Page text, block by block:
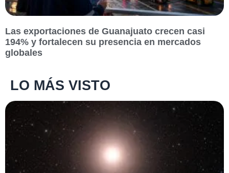
Las exportaciones de Guanajuato crecen casi
194% y fortalecen su presencia en mercados
globales
LO MÁS VISTO